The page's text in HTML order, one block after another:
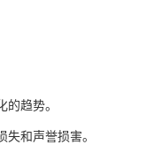
趋势。
和声誉损害。